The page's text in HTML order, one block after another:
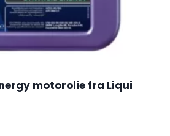
motorolie fra Liqui